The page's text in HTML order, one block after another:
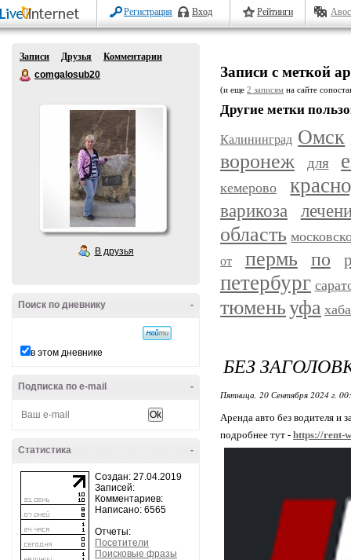
Регистрация Вход Рейтинги
Записи Друзья
Комментарии
comgalosub20
В друзья
-
Поиск по дневнику
в этом дневнике
-
Подписка по e-mail
-
Статистика
Создан: 27.04.2019
Записей:
Комментариев:
Написано: 6565
Отчеты:
Посетители
Поисковые фразы
Записи с меткой
(и еще 2 записям на сайте
Другие метки
Калининград Омск
воронеж для
кемерово
варикоза
область
от пермь по
петербург
тюменьуфа
БЕЗ
Пятница, 20 Сентября 2024 г.
Аренда авто без водителя и
подробнее тут - https://rent-